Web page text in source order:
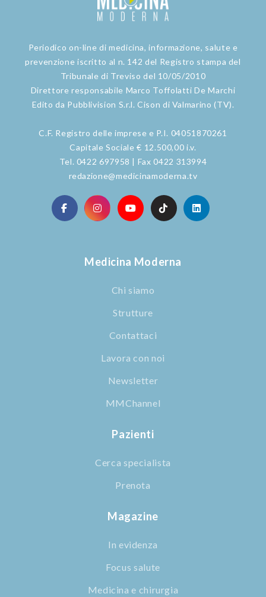
Periodico on-line di medicina, informazione, salute e
prevenzione iscritto al n. 142 del Registro stampa del
Tribunale di Treviso del 10/05/2010
Direttore responsabile Marco Toffolatti De Marchi
Edito da Pubblivision S.r.l. Cison di Valmarino (TV).
C.F. Registro delle imprese e P.I. 04051870261
Capitale Sociale € 12.500,00 i.v.
Tel. 0422 697958 | Fax 0422 313994
redazione@medicinamoderna.tv
Medicina Moderna
Chi siamo
Strutture
Contattaci
Lavora con noi
Newsletter
MMChannel
Pazienti
Cerca specialista
Prenota
Magazine
In evidenza
Focus salute
Medicina e chirurgia